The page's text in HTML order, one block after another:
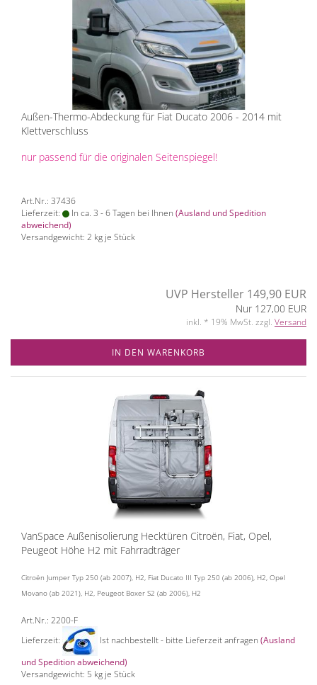
Außen-Thermo-Abdeckung für Fiat Ducato 2006 - 2014 mit
Klettverschluss
nur passend für die originalen Seitenspiegel!
Art.Nr.: 37436
Lieferzeit:
In ca. 3 - 6 Tagen bei Ihnen (Ausland und Spedition
abweichend)
Versandgewicht: 2 kg je Stück
UVP Hersteller 149,90 EUR
Nur 127,00 EUR
inkl. * 19% MwSt. zzgl. Versand
IN DEN WARENKORB
VanSpace Außenisolierung Hecktüren Citroën, Fiat, Opel,
Peugeot Höhe H2 mit Fahrradträger
Citroën Jumper Typ 250 (ab 2007), H2, Fiat Ducato III Typ 250 (ab 2006), H2, Opel
Movano (ab 2021), H2, Peugeot Boxer S2 (ab 2006), H2
Art.Nr.: 2200-F
Lieferzeit:
Ist nachbestellt - bitte Lieferzeit anfragen (Ausland
und Spedition abweichend)
Versandgewicht: 5 kg je Stück